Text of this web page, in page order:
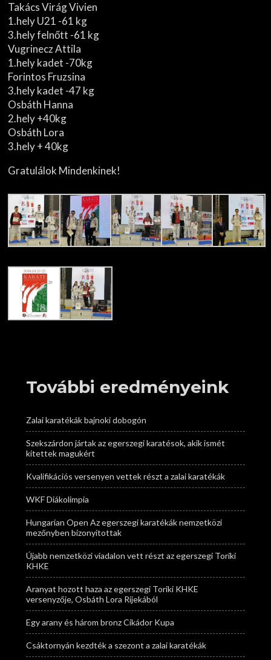
Takács Virág Vivien
1.hely U21 -61 kg
3.hely felnőtt -61 kg
Vugrinecz Attila
1.hely kadet -70kg
Forintos Fruzsina
3.hely kadet -47 kg
Osbáth Hanna
2.hely +40kg
Osbáth Lora
3.hely + 40kg
Gratulálok Mindenkinek!
További eredményeink
Zalai karatékák bajnoki dobogón
Szekszárdon jártak az egerszegi karatésok, akik ismét
kitettek magukért
Kvalifikációs versenyen vettek részt a zalai karatékák
WKF Diákolimpia
Hungarian Open Az egerszegi karatékák nemzetközi
mezőnyben bizonyítottak
Újabb nemzetközi viadalon vett részt az egerszegi Toriki
KHKE
Aranyat hozott haza az egerszegi Toriki KHKE
versenyzője, Osbáth Lora Rijekából
Egy arany és három bronz Cikádor Kupa
Csáktornyán kezdték a szezont a zalai karatékák